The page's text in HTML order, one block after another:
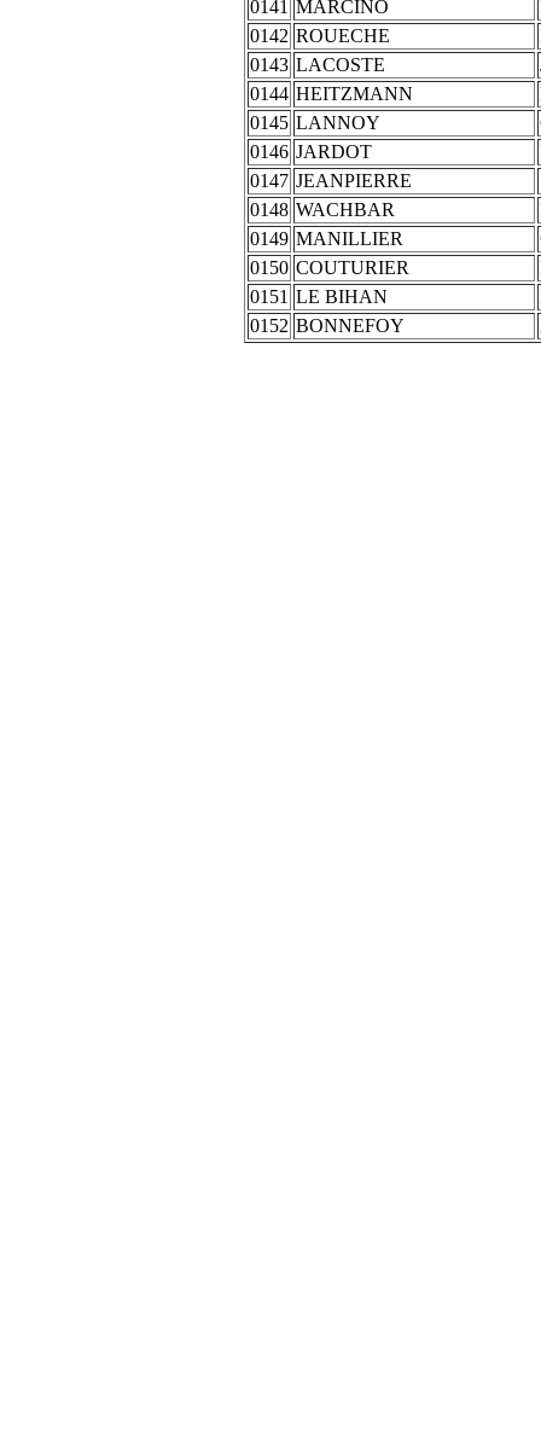
0141 MARCINO
0142 ROUECHE
0143 LACOSTE
0144 HEITZMANN
0145 LANNOY
0146 JARDOT
0147 JEANPIERRE
0148 WACHBAR
0149 MANILLIER
0150 COUTURIER
0151 LE BIHAN
0152 BONNEFOY